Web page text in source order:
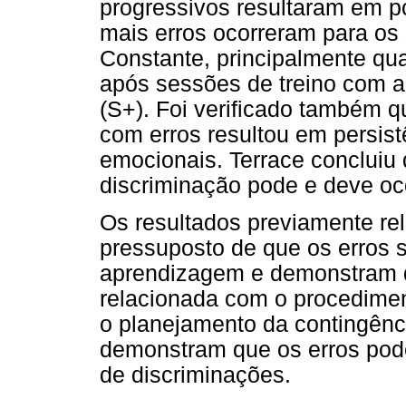
progressivos resultaram em
mais erros ocorreram para
Constante, principalmente
após sessões de treino com
(S+). Foi verificado também
com erros resultou em
emocionais. Terrace
discriminação pode e deve
Os resultados previamente
pressuposto de que os erros
aprendizagem e
relacionada com o
o planejamento da
demonstram que os erros
de discriminações.